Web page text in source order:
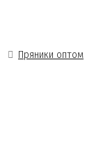
Пряники оптом